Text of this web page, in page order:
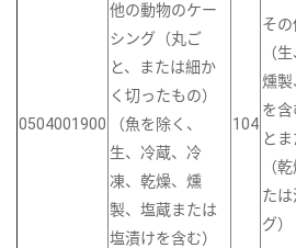
0504001900
他の動物のケー
シング（丸ご
と、または細か
く切ったもの）
（魚を除く、
生、冷蔵、冷
凍、乾燥、燻
製、塩蔵または
塩漬けを含む）
104
そ
（
燻製
を
と
（
た
グ）